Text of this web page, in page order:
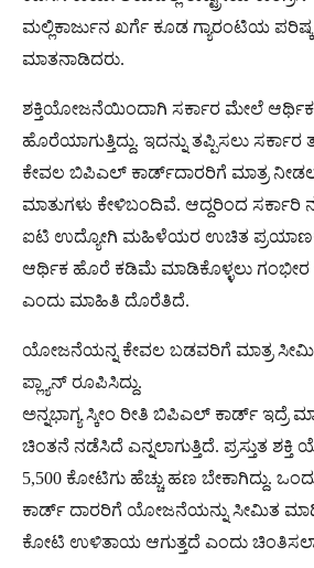
ಮಲ್ಲಿಕಾರ್ಜುನ ಖರ್ಗೆ ಕೂಡ ಗ್ಯಾರಂಟಿಯ
ಮಾತನಾಡಿದರು.
ಶಕ್ತಿಯೋಜನೆಯಿಂದಾಗಿ ಸರ್ಕಾರ ಮೇಲೆ
ಹೊರೆಯಾಗುತ್ತಿದ್ದು. ಇದನ್ನು ತಪ್ಪಿಸಲು
ಕೇವಲ ಬಿಪಿಎಲ್​ ಕಾರ್ಡ್​ದಾರರಿಗೆ ಮಾತ್ರ
ಮಾತುಗಳು ಕೇಳಿಬಂದಿವೆ. ಆದ್ದರಿಂದ ಸರ್ಕಾರಿ
ಐಟಿ ಉದ್ಯೋಗಿ ಮಹಿಳೆಯರ ಉಚಿತ
ಆರ್ಥಿಕ ಹೊರೆ ಕಡಿಮೆ ಮಾಡಿಕೊಳ್ಳಲು
ಎಂದು ಮಾಹಿತಿ ದೊರೆತಿದೆ.
ಯೋಜನೆಯನ್ನ ಕೇವಲ ಬಡವರಿಗೆ ಮಾತ್ರ
ಪ್ಲ್ಯಾನ್ ರೂಪಿಸಿದ್ದು.
ಅನ್ನಭಾಗ್ಯ ಸ್ಕೀಂ ರೀತಿ ಬಿಪಿಎಲ್ ಕಾರ್ಡ್ ಇದ್ರೆ
ಚಿಂತನೆ ನಡೆಸಿದೆ ಎನ್ನಲಾಗುತ್ತಿದೆ. ಪ್ರಸ್ತುತ
5,500 ಕೋಟಿಗು ಹೆಚ್ಚು ಹಣ ಬೇಕಾಗಿದ್ದು.
ಕಾರ್ಡ್ ದಾರರಿಗೆ ಯೋಜನೆಯನ್ನು ಸೀಮಿತ
ಕೋಟಿ ಉಳಿತಾಯ ಆಗುತ್ತದೆ ಎಂದು